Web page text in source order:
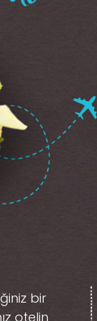
bir
otelin